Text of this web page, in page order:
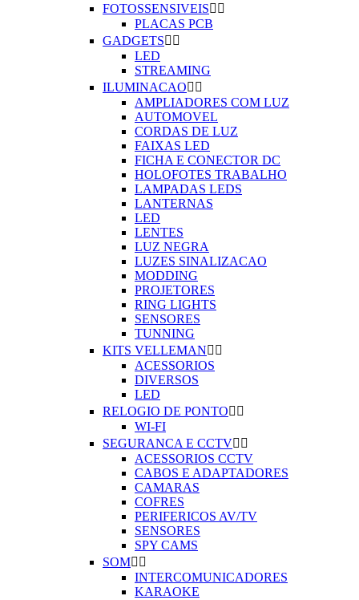
FOTOSSENSIVEIS 
PLACAS PCB
GADGETS 
LED
STREAMING
ILUMINACAO 
AMPLIADORES COM LUZ
AUTOMOVEL
CORDAS DE LUZ
FAIXAS LED
FICHA E CONECTOR DC
HOLOFOTES TRABALHO
LAMPADAS LEDS
LANTERNAS
LED
LENTES
LUZ NEGRA
LUZES SINALIZACAO
MODDING
PROJETORES
RING LIGHTS
SENSORES
TUNNING
KITS VELLEMAN 
ACESSORIOS
DIVERSOS
LED
RELOGIO DE PONTO 
WI-FI
SEGURANCA E CCTV 
ACESSORIOS CCTV
CABOS E ADAPTADORES
CAMARAS
COFRES
PERIFERICOS AV/TV
SENSORES
SPY CAMS
SOM 
INTERCOMUNICADORES
KARAOKE